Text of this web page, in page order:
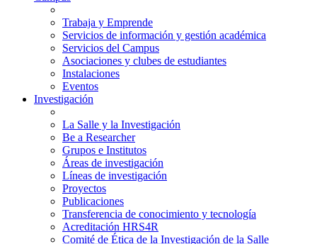
Trabaja y Emprende
Servicios de información y gestión académica
Servicios del Campus
Asociaciones y clubes de estudiantes
Instalaciones
Eventos
Investigación
La Salle y la Investigación
Be a Researcher
Grupos e Institutos
Áreas de investigación
Líneas de investigación
Proyectos
Publicaciones
Transferencia de conocimiento y tecnología
Acreditación HRS4R
Comité de Ética de la Investigación de la Salle